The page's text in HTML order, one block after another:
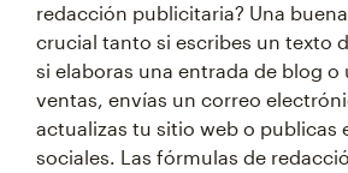
redacción publicitaria? Una
crucial tanto si escribes un texto
si elaboras una entrada de blog o
ventas, envías un correo
actualizas tu sitio web o publicas
sociales. Las fórmulas de